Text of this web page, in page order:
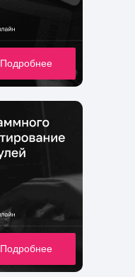
Подробнее
Подробнее